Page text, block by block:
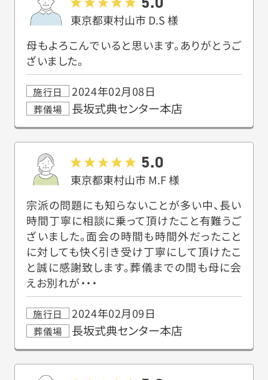
東京都東村山市 D.S様
施行日 2024年02月08日
母もよろこんでいると思います。ありがとうご
ざいました。
葬儀場 長坂式典センター本店
東京都東村山市 M.F様
5.0
施行日 2024年02月09日
宗派の問題にも知らないことが多い中、長い
時間丁寧に相談に乗って頂けたこと有難うご
ざいました。面会の時間も時間外だったこと
に対しても快く引き受け丁寧にして頂けたこ
と誠に感謝致します。葬儀までの間も母に会
えお別れが・・・
葬儀場 長坂式典センター本店